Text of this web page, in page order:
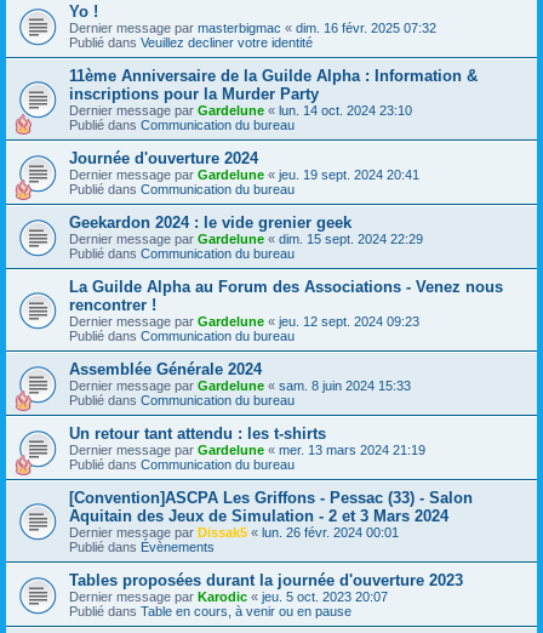
Yo !
Dernier message par masterbigmac « dim. 16 févr. 2025 07:32
Publié dans Veuillez decliner votre identité
11ème Anniversaire de la Guilde Alpha : Information &
inscriptions pour la Murder Party
Dernier message par Gardelune « lun. 14 oct. 2024 23:10
Publié dans Communication du bureau
Journée d'ouverture 2024
Dernier message par Gardelune « jeu. 19 sept. 2024 20:41
Publié dans Communication du bureau
Geekardon 2024 : le vide grenier geek
Dernier message par Gardelune « dim. 15 sept. 2024 22:29
Publié dans Communication du bureau
La Guilde Alpha au Forum des Associations - Venez nous
rencontrer !
Dernier message par Gardelune « jeu. 12 sept. 2024 09:23
Publié dans Communication du bureau
Assemblée Générale 2024
Dernier message par Gardelune « sam. 8 juin 2024 15:33
Publié dans Communication du bureau
Un retour tant attendu : les t-shirts
Dernier message par Gardelune « mer. 13 mars 2024 21:19
Publié dans Communication du bureau
[Convention]ASCPA Les Griffons - Pessac (33) - Salon
Aquitain des Jeux de Simulation - 2 et 3 Mars 2024
Dernier message par Dissak5 « lun. 26 févr. 2024 00:01
Publié dans Évènements
Tables proposées durant la journée d'ouverture 2023
Dernier message par Karodic « jeu. 5 oct. 2023 20:07
Publié dans Table en cours, à venir ou en pause